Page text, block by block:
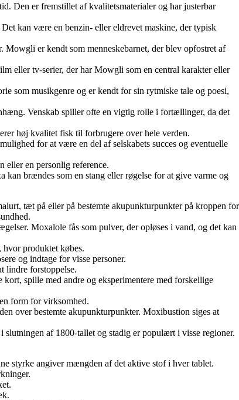
Den er fremstillet af kvalitetsmaterialer og har justerbar
kan være en benzin- eller eldrevet maskine, der typisk
er kendt som menneskebarnet, der blev opfostret af
eller tv-serier, der har Mowgli som en central karakter eller
som musikgenre og er kendt for sin rytmiske tale og poesi,
Venskab spiller ofte en vigtig rolle i fortællinger, da det
høj kvalitet fisk til forbrugere over hele verden.
for at være en del af selskabets succes og eventuelle
eller en personlig reference.
brændes som en stang eller røgelse for at give varme og
tæt på eller på bestemte akupunkturpunkter på kroppen for
Moxalole fås som pulver, der opløses i vand, og det kan
hvor produktet købes.
og indtage for visse personer.
lindre forstoppelse.
spille med andre og eksperimentere med forskellige
form for virksomhed.
over bestemte akupunkturpunkter. Moxibustion siges at
af ​​1800-tallet og stadig er populært i visse regioner.
styrke angiver mængden af det aktive stof i hver tablet.